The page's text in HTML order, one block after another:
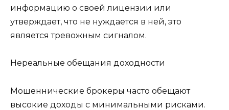
информацию о своей лицензии или
утверждает, что не нуждается в ней, это
является тревожным сигналом.
Нереальные обещания доходности
Мошеннические брокеры часто обещают
высокие доходы с минимальными рисками.